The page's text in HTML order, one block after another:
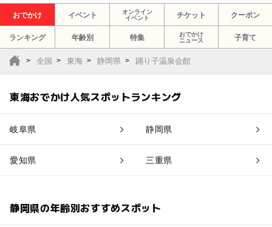
おでかけ イベント
オンライン
イベント
チケット クーポン
ランキング 年齢別 特集
おでかけ
ニュース
子育て
全国 東海 静岡県 踊り子温泉会館
東海おでかけ人気スポットランキング
岐阜県 静岡県
愛知県 三重県
静岡県の年齢別おすすめスポット